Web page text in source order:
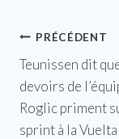
de
l’article
PRÉCÉDENT
Teunissen dit
devoirs de
Roglic priment
sprint à la Vuelta